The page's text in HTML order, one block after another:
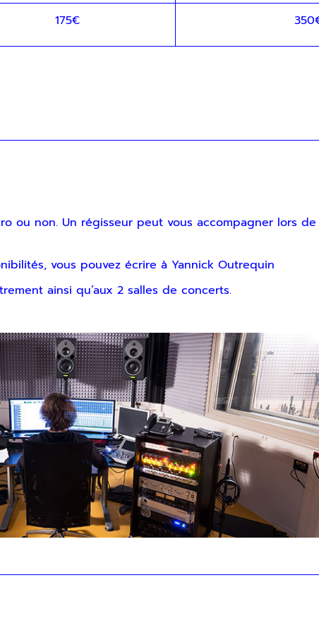
175€
ou non. Un régisseur peut vous accompagner lors de
vous pouvez écrire à Yannick Outrequin
ainsi qu’aux 2 salles de concerts.